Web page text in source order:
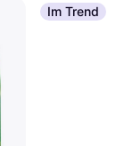
Im Trend